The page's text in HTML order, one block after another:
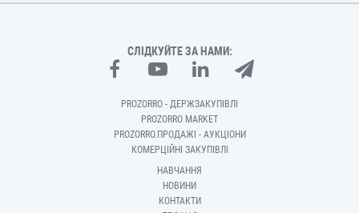
СЛІДКУЙТЕ ЗА НАМИ:
PROZORRO - ДЕРЖЗАКУПІВЛІ
PROZORRO MARKET
PROZORRO.ПРОДАЖІ - АУКЦІОНИ
КОМЕРЦІЙНІ ЗАКУПІВЛІ
НАВЧАННЯ
НОВИНИ
КОНТАКТИ